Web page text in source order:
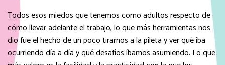
Todos esos miedos que tenemos como adultos respecto de
cómo llevar adelante el trabajo, lo que más herramientas nos
dio fue el hecho de un poco tirarnos a la pileta y ver qué iba
ocurriendo día a día y qué desafíos íbamos asumiendo. Lo que